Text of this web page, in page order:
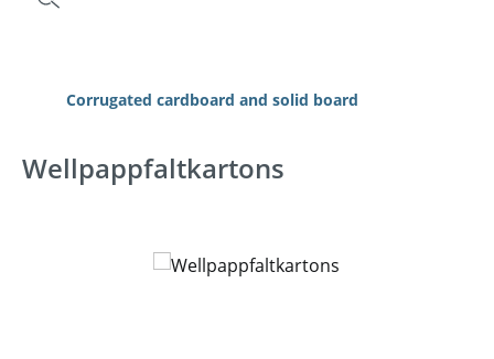
Corrugated cardboard and solid board
Wellpappfaltkartons
Skip image gallery